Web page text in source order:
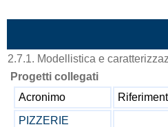
2.7.1. Modellistica e
Progetti collegati
Acronimo
PIZZERIE